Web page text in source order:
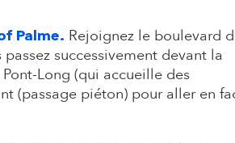
Palme. Rejoignez le boulevard
successivement devant la
Long (qui accueille des
(passage piéton) pour aller en